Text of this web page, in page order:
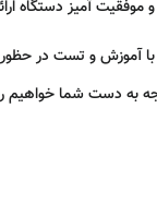
آمیز دستگاه
با آموزش و تست در
به دست شما خواهیم